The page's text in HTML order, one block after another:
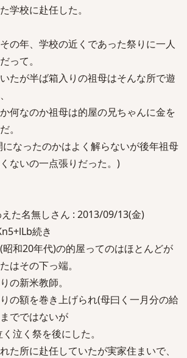
学校に赴任した。
の年、学校の近くであった祭りに一人
って。
たが半ば箱入りの祖母はそんな所で遊
何なのか祖母は的屋の兄ちゃんに金を
。
なったのかはよく解らないが後年祖母
ないの一点張りだった。)
た名無しさん : 2013/09/13(金)
続き
和20年代)の的屋ってのはほとんどが
はその下っ端。
の新米教師。
の額を巻き上げられ(母曰く一月分の給
でではないが
泣く祭を後にした。
た所に赴任していたが実家住まいで、